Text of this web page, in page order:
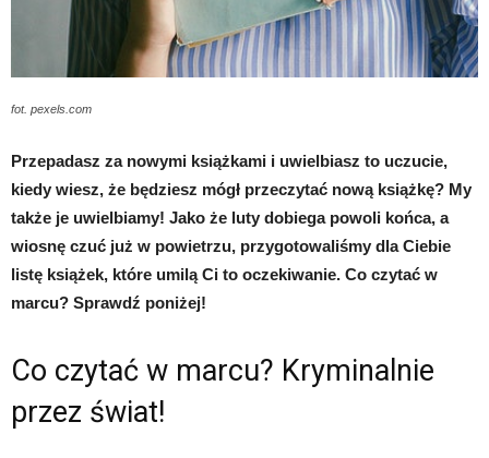
fot. pexels.com
Przepadasz za nowymi książkami i uwielbiasz to uczucie,
kiedy wiesz, że będziesz mógł przeczytać nową książkę? My
także je uwielbiamy! Jako że luty dobiega powoli końca, a
wiosnę czuć już w powietrzu, przygotowaliśmy dla Ciebie
listę książek, które umilą Ci to oczekiwanie. Co czytać w
marcu? Sprawdź poniżej!
Co czytać w marcu? Kryminalnie
przez świat!